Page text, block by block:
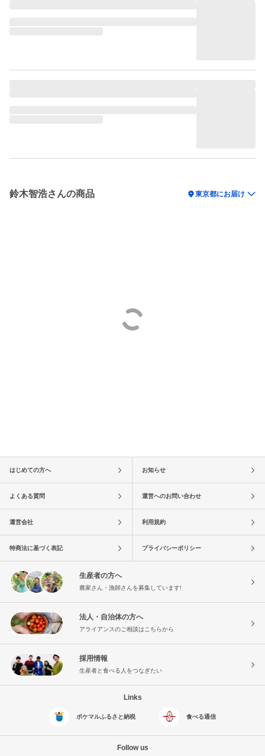
鈴木智浩さんの商品 location_on東京都にお届け
はじめての方へ お知らせ
よくある質問 運営へのお問い合わせ
運営会社 利用規約
特商法に基づく表記 プライバシーポリシー
生産者の方へ
農家さん・漁師さんを募集しています!
法人・自治体の方へ
アライアンスのご相談はこちらから
採用情報
生産者と食べる人をつなぎたい
Links
ポケマルふるさと納税 食べる通信
Follow us